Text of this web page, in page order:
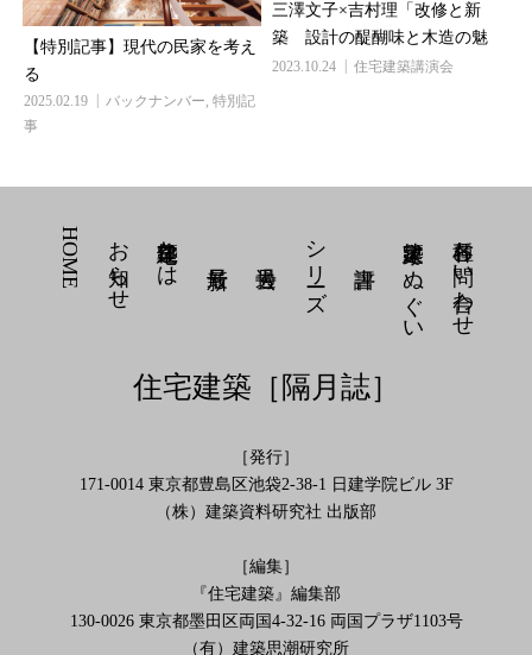
【特別記事】現代の民家を考え
る
2025.02.19 バックナンバー, 特別記
事
三澤文子×吉村理「改修と新
築 設計の醍醐味と木造の魅
力」＜現地見学会+LIVE配信
2023.10.24 住宅建築講演会
各種お問い合わせ
建築家 てぬぐい
シリーズ
住宅建築とは
お知らせ
HOME
住宅建築［隔月誌］
［発行］
171-0014 東京都豊島区池袋2-38-1 日建学院ビル 3F
（株）建築資料研究社 出版部
［編集］
『住宅建築』編集部
130-0026 東京都墨田区両国4-32-16 両国プラザ1103号
（有）建築思潮研究所